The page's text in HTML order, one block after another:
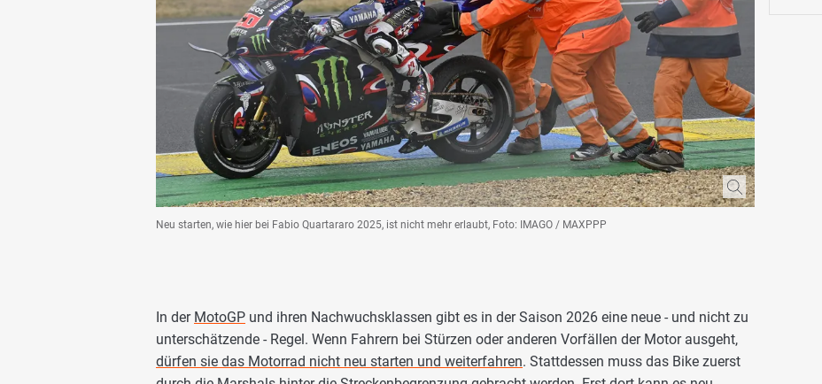
Neu starten, wie hier bei Fabio Quartararo 2025, ist nicht mehr erlaubt, Foto: IMAGO / MAXPPP
In der MotoGP und ihren Nachwuchsklassen gibt es in der Saison 2026 eine neue - und nicht zu
unterschätzende - Regel. Wenn Fahrern bei Stürzen oder anderen Vorfällen der Motor ausgeht,
dürfen sie das Motorrad nicht neu starten und weiterfahren. Stattdessen muss das Bike zuerst